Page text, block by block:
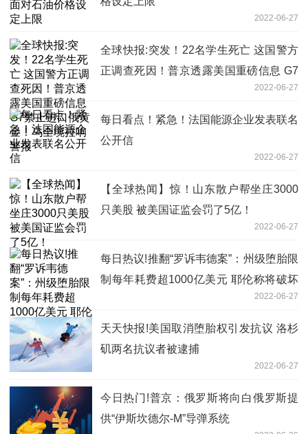
2022-06-27
全球快报:突发！22名学生死亡 这国警方
正调查死因！普京透露美国重磅信息 G7
禁止进口俄黄金！乌全境拉响警报2022-06-27
每日看点！紧急！法国能源企业发表联名
公开信
2022-06-27
【全球热闻】惊！山东散户帮坐庄3000
只美股 被美国证监会罚了5亿！
2022-06-27
每日热议!推翻“罗诉韦德案”：州级堕胎限
制每年耗费超1000亿美元 耶伦称将破坏
2022-06-27
天天快报!美国取消堕胎权引发抗议 洛杉
矶两名抗议者被逮捕
2022-06-27
今日热门!普京：俄罗斯将向白俄罗斯提
供“伊斯坎德尔-M”导弹系统